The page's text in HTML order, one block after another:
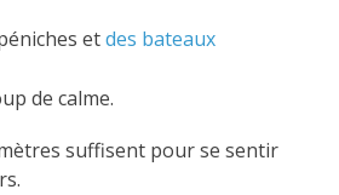
etdes bateaux
de calme.
suffisent pour se sentir